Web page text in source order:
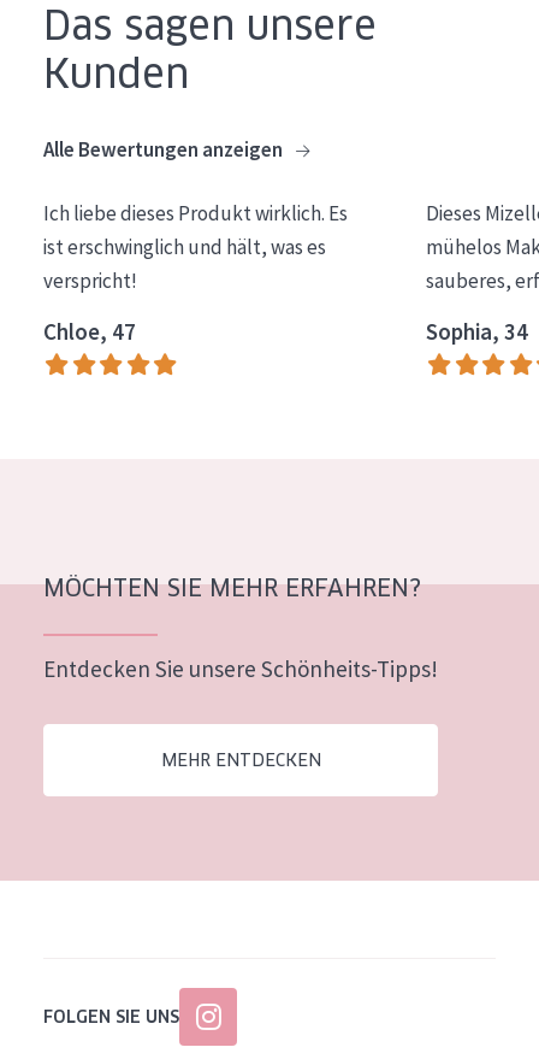
Reinigung
Essentials
Lift+
Expert
Empfindliche Haut
Jedes alter
Das sagen unsere
Kunden
Alle Bewertungen anzeigen
Ich liebe dieses Produkt wirklich. Es
ist erschwinglich und hält, was es
verspricht!
Chloe, 47
Dieses
mühelos
sauberes,
Sophia, 34
MÖCHTEN SIE MEHR ERFAHREN?
Entdecken Sie unsere Schönheits-Tipps!
MEHR ENTDECKEN
FOLGEN SIE UNS